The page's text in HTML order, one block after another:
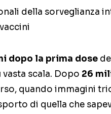
della sorveglianza
dopo la prima dose
vasta scala. Dopo 26
quando immagini
di quella che